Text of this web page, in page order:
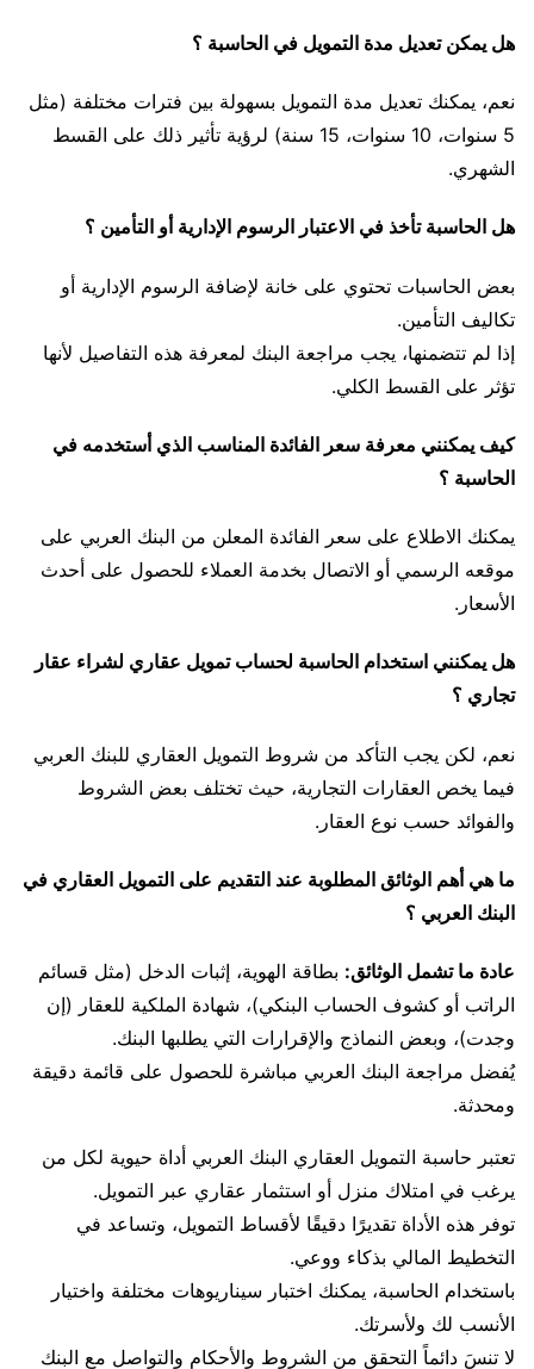
هل يمكن تعديل مدة التمويل في الحاسبة ؟
نعم، يمكنك تعديل مدة التمويل بسهولة بين فترات مختلفة (مثل
5 سنوات، 10 سنوات، 15 سنة) لرؤية تأثير ذلك على القسط
الشهري.
هل الحاسبة تأخذ في الاعتبار الرسوم الإدارية أو التأمين ؟
بعض الحاسبات تحتوي على خانة لإضافة الرسوم الإدارية أو
تكاليف التأمين.
إذا لم تتضمنها، يجب مراجعة البنك لمعرفة هذه التفاصيل لأنها
تؤثر على القسط الكلي.
كيف يمكنني معرفة سعر الفائدة المناسب الذي أستخدمه في
الحاسبة ؟
يمكنك الاطلاع على سعر الفائدة المعلن من البنك العربي على
موقعه الرسمي أو الاتصال بخدمة العملاء للحصول على أحدث
الأسعار.
هل يمكنني استخدام الحاسبة لحساب تمويل عقاري لشراء عقار
تجاري ؟
نعم، لكن يجب التأكد من شروط التمويل العقاري للبنك العربي
فيما يخص العقارات التجارية، حيث تختلف بعض الشروط
والفوائد حسب نوع العقار.
ما هي أهم الوثائق المطلوبة عند التقديم على التمويل العقاري في
البنك العربي ؟
عادة ما تشمل الوثائق: بطاقة الهوية، إثبات الدخل (مثل قسائم
الراتب أو كشوف الحساب البنكي)، شهادة الملكية للعقار (إن
وجدت)، وبعض النماذج والإقرارات التي يطلبها البنك.
يُفضل مراجعة البنك العربي مباشرة للحصول على قائمة دقيقة
ومحدثة.
تعتبر حاسبة التمويل العقاري البنك العربي أداة حيوية لكل من
يرغب في امتلاك منزل أو استثمار عقاري عبر التمويل.
توفر هذه الأداة تقديرًا دقيقًا لأقساط التمويل، وتساعد في
التخطيط المالي بذكاء ووعي.
باستخدام الحاسبة، يمكنك اختبار سيناريوهات مختلفة واختيار
الأنسب لك ولأسرتك.
لا تنسَ دائماً التحقق من الشروط والأحكام والتواصل مع البنك